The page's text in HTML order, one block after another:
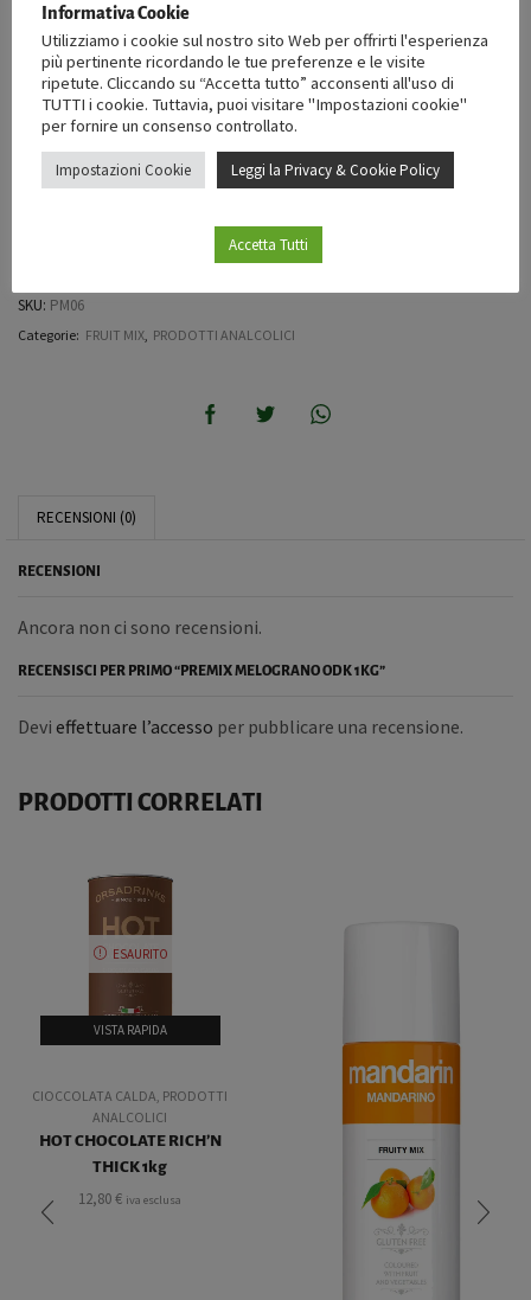
33 disponibili
Aggiungi al carrello
OPPURE
Acquista Subito
Aggiungi alla lista desideri
SKU: PM06
Categorie: FRUIT MIX, PRODOTTI ANALCOLICI
RECENSIONI (0)
RECENSIONI
Ancora non ci sono recensioni.
RECENSISCI PER PRIMO “PREMIX MELOGRANO ODK 1KG”
Devi effettuare l’accesso per pubblicare una recensione.
PRODOTTI CORRELATI
ESAURITO
VISTA RAPIDA
CIOCCOLATA CALDA PRODOTTI
ANALCOLICI
HOT CHOCOLATE RICH’N
THICK 1kg
12,80€ iva esclusa
Informativa Cookie
Utilizziamo i cookie sul nostro sito Web per offrirti l'esperienza
più pertinente ricordando le tue preferenze e le visite
ripetute. Cliccando su “Accetta tutto” acconsenti all'uso di
TUTTI i cookie. Tuttavia, puoi visitare "Impostazioni cookie"
per fornire un consenso controllato.
Impostazioni Cookie Leggi la Privacy & Cookie Policy
Accetta Tutti